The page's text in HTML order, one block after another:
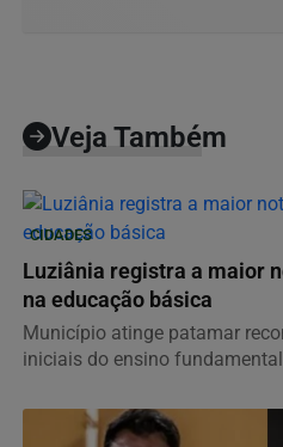
Veja Também
CIDADES
Luziânia registra a maior
na educação básica
Município atinge patamar
iniciais do ensino